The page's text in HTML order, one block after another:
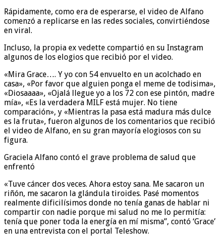
Rápidamente, como era de esperarse, el video de Alfano
comenzó a replicarse en las redes sociales, convirtiéndose
en viral.
Incluso, la propia ex vedette compartió en su Instagram
algunos de los elogios que recibió por el video.
«Mira Grace…. Y yo con 54 envuelto en un acolchado en
casa», «Por favor que alguien ponga el meme de todisima»,
«Diosaaaa», «Ojalá llegue yo a los 72 con ese pintón, madre
mía», «Es la verdadera MILF está mujer. No tiene
comparación», y «Mientras la pasa está madura más dulce
es la fruta», fueron algunos de los comentarios que recibió
el video de Alfano, en su gran mayoría elogiosos con su
figura.
Graciela Alfano contó el grave problema de salud que
enfrentó
«Tuve cáncer dos veces. Ahora estoy sana. Me sacaron un
riñón, me sacaron la glándula tiroides. Pasé momentos
realmente dificilísimos donde no tenía ganas de hablar ni
compartir con nadie porque mi salud no me lo permitía:
tenía que poner toda la energía en mí misma”, contó ‘Grace’
en una entrevista con el portal Teleshow.